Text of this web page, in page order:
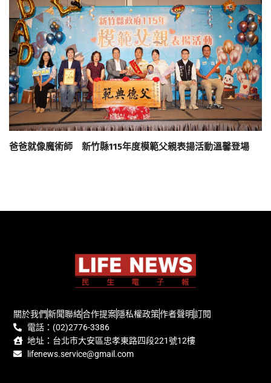
爸爸就像魔術師 新竹縣115年度模範父親表揚活動溫馨登場
關於我們新聞聯絡合作提案隱私權政策作者聲明訂閱
電話：(02)2776-3386
地址：台北市大安區忠孝東路四段221號12樓
lifenews.service@gmail.com